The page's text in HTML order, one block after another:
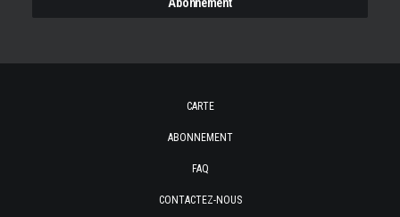
CARTE
ABONNEMENT
FAQ
CONTACTEZ-NOUS